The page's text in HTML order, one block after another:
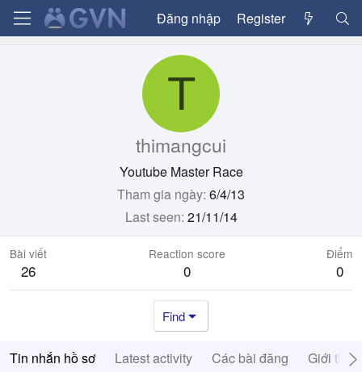
Đăng nhập Register
T
thimangcui
Youtube Master Race
Tham gia ngày 6/4/13
Last seen 21/11/14
Bài viết
26
Reaction score
0
Điểm
0
Find
Tin nhắn hồ sơ Latest activity Các bài đăng Giới thiệu